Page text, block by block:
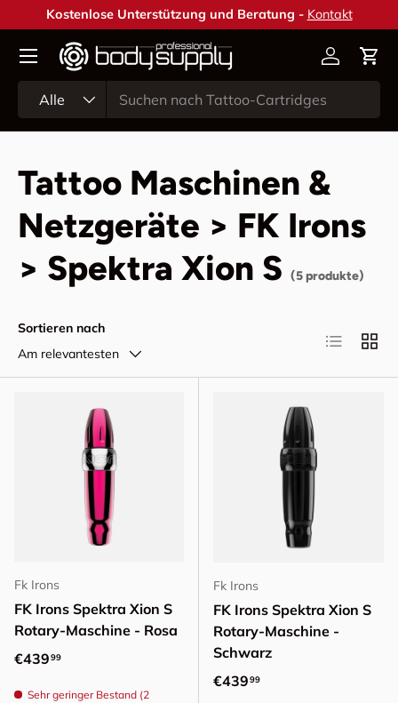
Direkt zum Inhalt
Kostenlose Unterstützung und Beratung - Kontakt
Alle
Konto
Tattoo Maschinen &
Netzgeräte > FK Irons
> Spektra Xion S (5 produkte)
Sortieren nach
Am relevantesten
Fk Irons
FK Irons Spektra Xion S
Rotary-Maschine - Rosa
Normaler Preis
€43999
Sehr geringer Bestand (2
Fk Irons
FK Irons Spektra Xion S
Rotary-Maschine -
Schwarz
Normaler Preis
€43999